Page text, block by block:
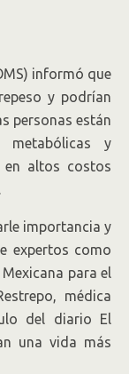
No hay
no
informó que
y podrían
personas están
metabólicas y
en altos costos
importancia y
expertos como
para el
médica
del diario El
una vida más